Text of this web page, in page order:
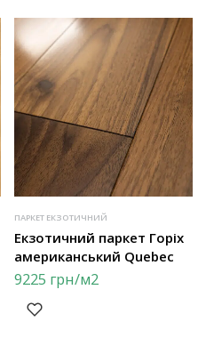
ПАРКЕТ ЕКЗОТИЧНИЙ
Екзотичний паркет Горіх
американський Quebec
9225 грн/м2